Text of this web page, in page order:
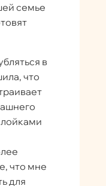
семье
в
что
что мне
для